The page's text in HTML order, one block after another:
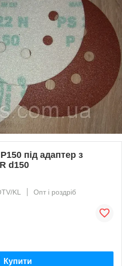
під адаптер з
d150
KL
Опт і роздріб
Купити